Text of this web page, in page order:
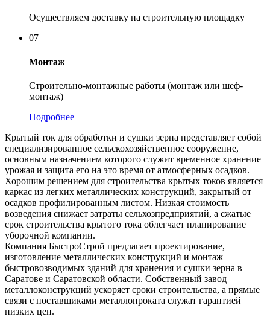
Осуществляем доставку на строительную площадку
07
Монтаж
Строительно-монтажные работы (монтаж или шеф-
монтаж)
Подробнее
Крытый ток для обработки и сушки зерна представляет собой
специализированное сельскохозяйственное сооружение,
основным назначением которого служит временное хранение
урожая и защита его на это время от атмосферных осадков.
Хорошим решением для строительства крытых токов является
каркас из легких металлических конструкций, закрытый от
осадков профилированным листом. Низкая стоимость
возведения снижает затраты сельхозпредприятий, а сжатые
срок строительства крытого тока облегчает планирование
уборочной компании.
Компания БыстроСтрой предлагает проектирование,
изготовление металлических конструкций и монтаж
быстровозводимых зданий для хранения и сушки зерна в
Саратове и Саратовской области. Собственный завод
металлоконструкций ускоряет сроки строительства, а прямые
связи с поставщиками металлопроката служат гарантией
низких цен.